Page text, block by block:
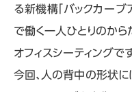
る新機構「バックカーブ
で働く一人ひとりのから
オフィスシーティングです
今回、人の背中の形状に